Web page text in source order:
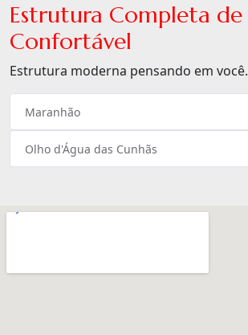
Estrutura Completa de
Confortável
Estrutura moderna pensando em você.
Maranhão
Olho d'Água das Cunhãs